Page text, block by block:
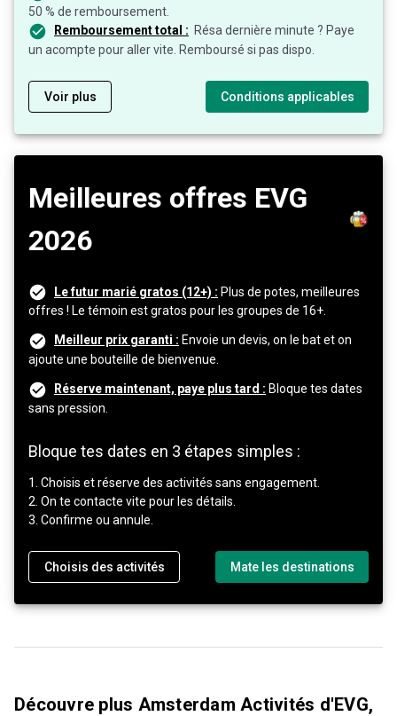
50 % de remboursement.
Remboursement total : Résa dernière minute ? Paye
un acompte pour aller vite. Remboursé si pas dispo.
Voir plus Conditions applicables
Meilleures offres EVG
2026
Le futur marié gratos (12+) : Plus de potes, meilleures
offres ! Le témoin est gratos pour les groupes de 16+.
Meilleur prix garanti : Envoie un devis, on le bat et on
ajoute une bouteille de bienvenue.
Réserve maintenant, paye plus tard : Bloque tes dates
sans pression.
Bloque tes dates en 3 étapes simples :
1. Choisis et réserve des activités sans engagement.
2. On te contacte vite pour les détails.
3. Confirme ou annule.
Choisis des activités Mate les destinations
Découvre plus Amsterdam Activités d'EVG,